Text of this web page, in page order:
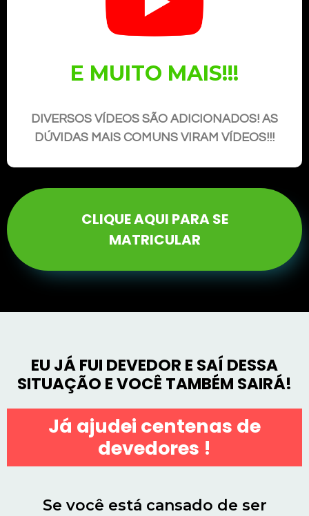
E MUITO MAIS!!!
DIVERSOS VÍDEOS SÃO ADICIONADOS! AS
DÚVIDAS MAIS COMUNS VIRAM VÍDEOS!!!
CLIQUE AQUI PARA SE
MATRICULAR
EU JÁ FUI DEVEDOR E SAÍ DESSA
SITUAÇÃO E VOCÊ TAMBÉM SAIRÁ!
Já ajudei centenas de
devedores !
Se você está cansado de ser